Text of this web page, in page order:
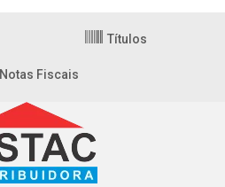
Títulos
Notas Fiscais